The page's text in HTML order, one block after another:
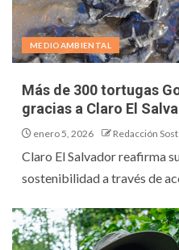
MEDIOAMBIENTAL
Más de 300 tortugas
gracias a Claro El
enero 5, 2026 Redacción
Claro El Salvador reafirma
sostenibilidad a través de